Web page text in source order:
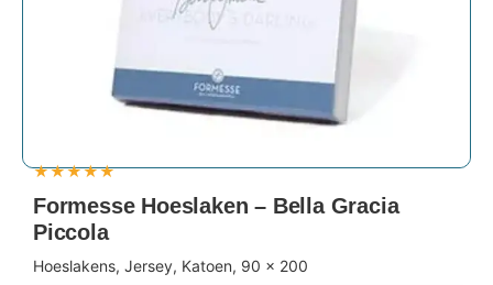
★★★★★
Formesse Hoeslaken – Bella Gracia
Piccola
Hoeslakens, Jersey, Katoen, 90 x 200